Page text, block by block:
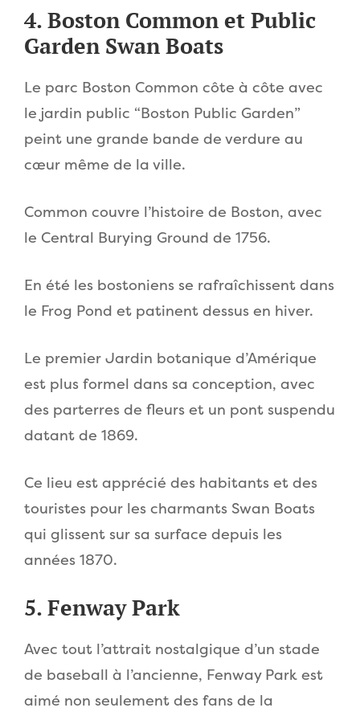
4. Boston Common et Public
Garden Swan Boats
Le parc Boston Common côte à côte avec
le jardin public “Boston Public Garden”
peint une grande bande de verdure au
cœur même de la ville.
Common couvre l’histoire de Boston, avec
le Central Burying Ground de 1756.
En été les bostoniens se rafraîchissent dans
le Frog Pond et patinent dessus en hiver.
Le premier Jardin botanique d’Amérique
est plus formel dans sa conception, avec
des parterres de fleurs et un pont suspendu
datant de 1869.
Ce lieu est apprécié des habitants et des
touristes pour les charmants Swan Boats
qui glissent sur sa surface depuis les
années 1870.
5. Fenway Park
Avec tout l’attrait nostalgique d’un stade
de baseball à l’ancienne, Fenway Park est
aimé non seulement des fans de la